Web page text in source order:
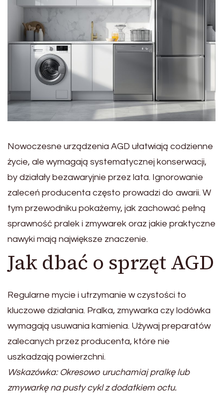
Nowoczesne urządzenia AGD ułatwiają codzienne
życie, ale wymagają systematycznej konserwacji,
by działały bezawaryjnie przez lata. Ignorowanie
zaleceń producenta często prowadzi do awarii. W
tym przewodniku pokażemy, jak zachować pełną
sprawność pralek i zmywarek oraz jakie praktyczne
nawyki mają największe znaczenie.
Jak dbać o sprzęt AGD
Regularne mycie i utrzymanie w czystości to
kluczowe działania. Pralka, zmywarka czy lodówka
wymagają usuwania kamienia. Używaj preparatów
zalecanych przez producenta, które nie
uszkadzają powierzchni.
Wskazówka: Okresowo uruchamiaj pralkę lub
zmywarkę na pusty cykl z dodatkiem octu.